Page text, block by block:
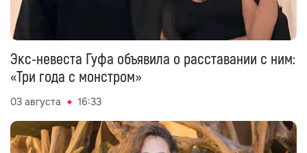
Экс-невеста Гуфа объявила о расставании с ним:
«Три года с монстром»
03 августа 16:33